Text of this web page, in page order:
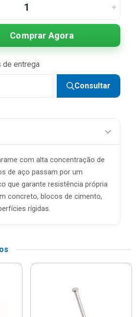
Comprar Agora
de entrega
Consultar
com alta concentração de
de aço passam por um
que garante resistência própria
concreto, blocos de cimento,
rígidas.